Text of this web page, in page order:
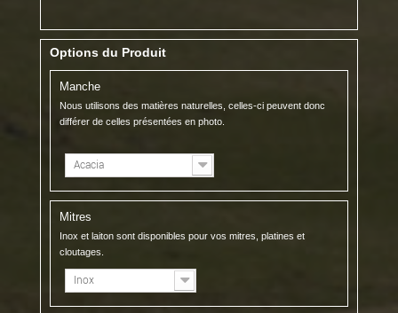
Options du Produit
Manche
Nous utilisons des matières naturelles, celles-ci peuvent donc
différer de celles présentées en photo.
Acacia
Mitres
Inox et laiton sont disponibles pour vos mitres, platines et
cloutages.
Inox